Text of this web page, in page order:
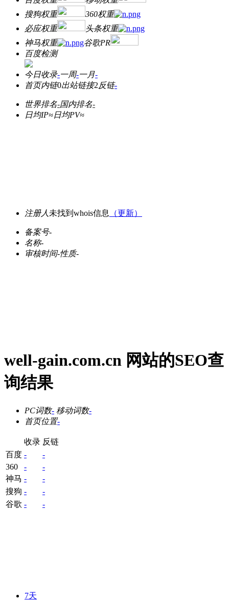
搜狗权重
360权重
必应权重
头条权重
神马权重
谷歌PR
百度检测
今日收录-一周-一月-
首页内链0出站链接2反链-
世界排名-国内排名-
日均IP≈日均PV≈
注册人 未找到whois信息 （更新）
备案号-
名称-
审核时间-性质-
well-gain.com.cn 网站的SEO查
询结果
PC词数- 移动词数-
首页位置-
收录 反链
百度 -
-
360
-
-
神马 -
-
搜狗 -
-
谷歌 - -
7天